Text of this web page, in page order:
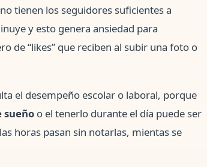
tienen los seguidores suficientes a
y esto genera ansiedad para
de “likes” que reciben al subir una foto o
el desempeño escolar o laboral, porque
sueño o el tenerlo durante el día puede ser
horas pasan sin notarlas, mientas se